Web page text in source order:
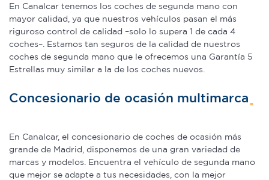
sociales y analizar el tráfico. Además, compartimos
información sobre el uso que haga del sitio web con
nuestros partners de redes sociales, publicidad y análisis
web, quienes pueden combinarla con otra información
que les haya proporcionado o que hayan recopilado a
partir del uso que haya hecho de sus servicios.
En Canalcar tenemos los coches de segunda mano con
mayor calidad, ya que nuestros vehículos pasan el más
riguroso control de calidad –solo lo supera 1 de cada 4
coches–. Estamos tan seguros de la calidad de nuestros
coches de segunda mano que le ofrecemos una Garantía 5
Estrellas muy similar a la de los coches nuevos.
Concesionario de ocasión multimarca
En Canalcar, el concesionario de coches de ocasión más
grande de Madrid, disponemos de una gran variedad de
marcas y modelos. Encuentra el vehículo de segunda mano
que mejor se adapte a tus necesidades, con la mejor